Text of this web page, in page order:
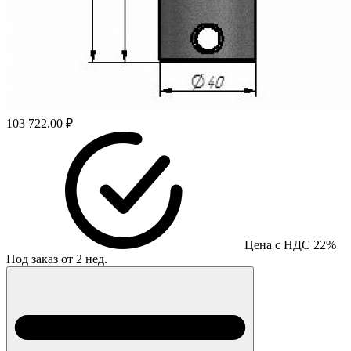
103 722.00 ₽
Цена с НДС 22%
Под заказ от 2 нед.